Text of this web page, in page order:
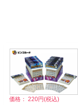
価格： 220円(税込)